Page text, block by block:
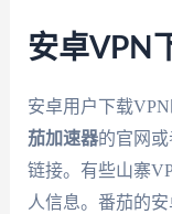
安卓VPN
安卓用户下载
茄加速器的官网或
链接。有些山寨
人信息。番茄的